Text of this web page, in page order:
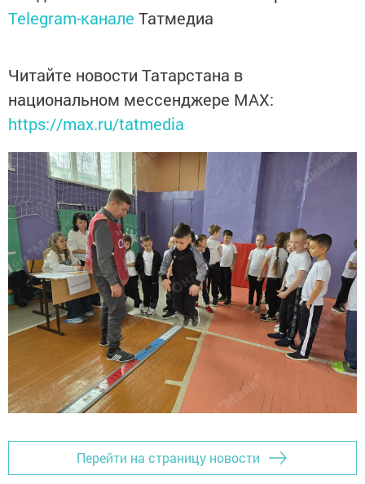
Telegram-канале Татмедиа
Читайте новости Татарстана в
национальном мессенджере MАХ:
https://max.ru/tatmedia
Перейти на страницу новости